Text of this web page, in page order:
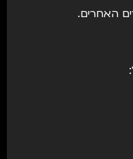
האחרים.